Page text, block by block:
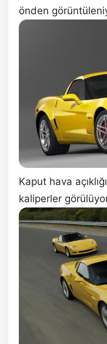
önden
Kaput hava
kaliperler